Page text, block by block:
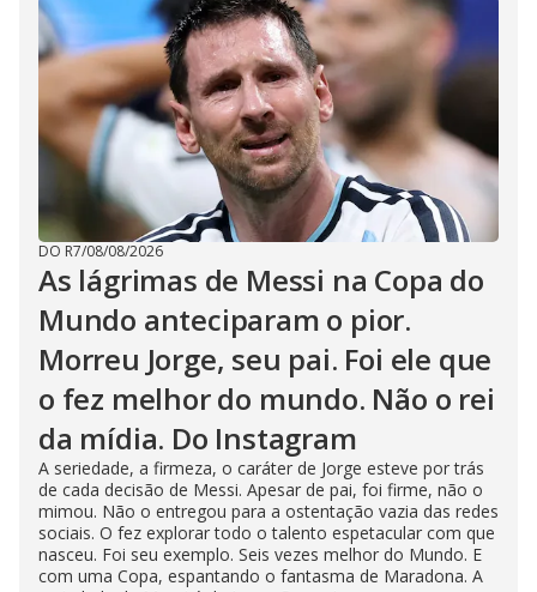
DO R7/08/08/2026
As lágrimas de Messi na Copa do
Mundo anteciparam o pior.
Morreu Jorge, seu pai. Foi ele que
o fez melhor do mundo. Não o rei
da mídia. Do Instagram
A seriedade, a firmeza, o caráter de Jorge esteve por trás
de cada decisão de Messi. Apesar de pai, foi firme, não o
mimou. Não o entregou para a ostentação vazia das redes
sociais. O fez explorar todo o talento espetacular com que
nasceu. Foi seu exemplo. Seis vezes melhor do Mundo. E
com uma Copa, espantando o fantasma de Maradona. A